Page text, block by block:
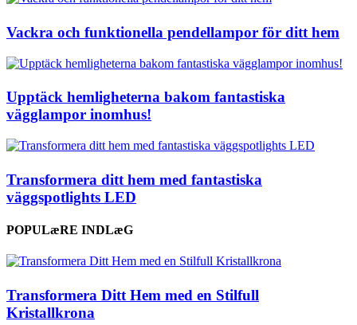
Vackra och funktionella pendellampor för ditt hem
Upptäck hemligheterna bakom fantastiska
vägglampor inomhus!
Transformera ditt hem med fantastiska
väggspotlights LED
POPULæRE INDLæG
Transformera Ditt Hem med en Stilfull
Kristallkrona